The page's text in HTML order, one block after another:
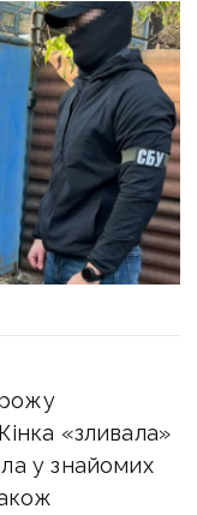
«зливала»
у знайомих